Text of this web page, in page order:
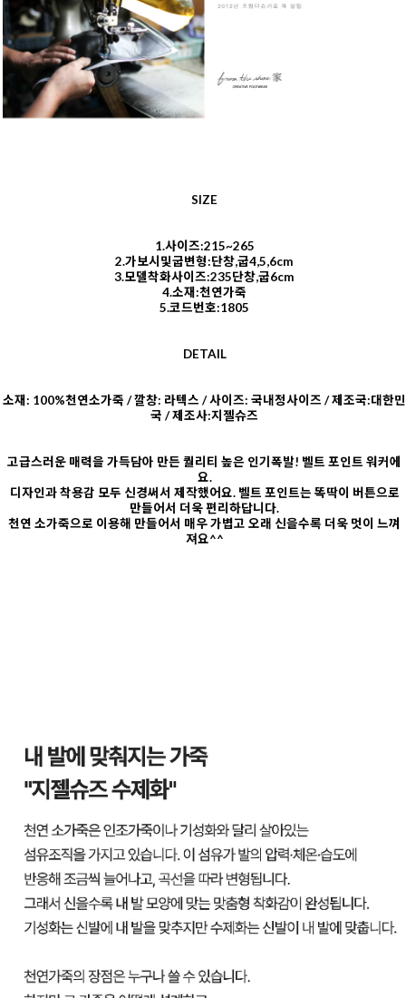
SIZE
1.사이즈:215~265
2.가보시및굽변형:단창,굽4,5,6cm
3.모델착화사이즈:235단창,굽6cm
4.소재:천연가죽
5.코드번호:1805
DETAIL
소재: 100%천연소가죽 / 깔창: 라텍스 / 사이즈: 국내정사이즈 / 제조국:대한민
국 / 제조사:지젤슈즈
고급스러운 매력을 가득담아 만든 퀄리티 높은 인기폭발! 벨트 포인트 워커에
요.
디자인과 착용감 모두 신경써서 제작했어요. 벨트 포인트는 똑딱이 버튼으로
만들어서 더욱 편리하답니다.
천연 소가죽으로 이용해 만들어서 매우 가볍고 오래 신을수록 더욱 멋이 느껴
져요^^